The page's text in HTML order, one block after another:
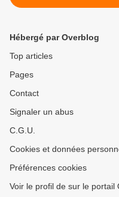
Hébergé par Overblog
Top articles
Pages
Contact
Signaler un abus
C.G.U.
Cookies et données
Préférences cookies
Voir le profil de sur le portail